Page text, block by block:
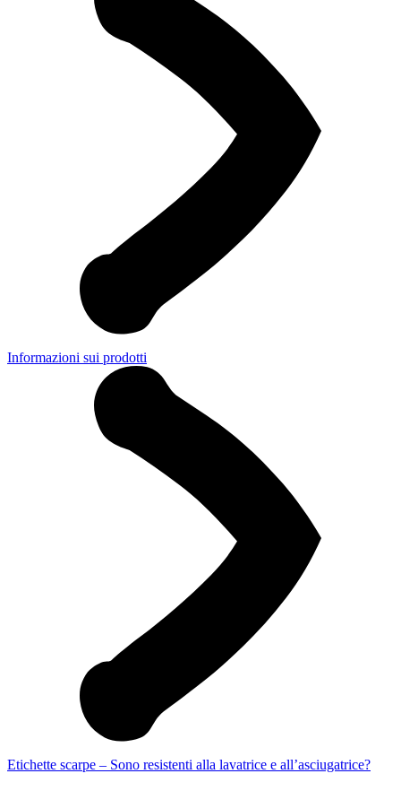
Informazioni sui prodotti
Etichette scarpe – Sono resistenti alla lavatrice e all’asciugatrice?